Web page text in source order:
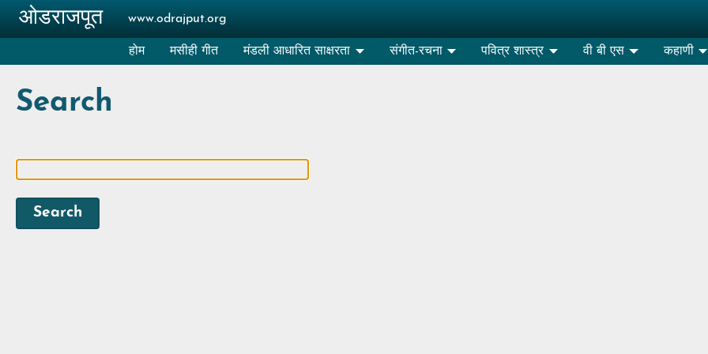
Skip to main content
ओडराजपूत www.odrajput.org
होम मसीही गीत मंडली आधारित साक्षरता संगीत-रचना पवित्र शास्त्र वी बी एस कहाणी
Search